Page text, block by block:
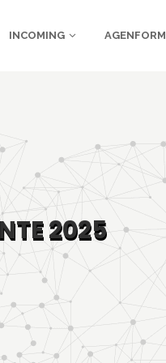
INCOMING AGENFORM
2025